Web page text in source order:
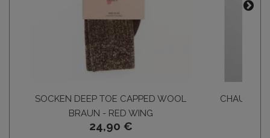
SOCKEN DEEP TOE CAPPED WOOL
BRAUN - RED WING
24,90 €